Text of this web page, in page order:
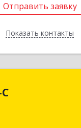
Отправить заявку
Показать контакты
Отправить заявку
Назад